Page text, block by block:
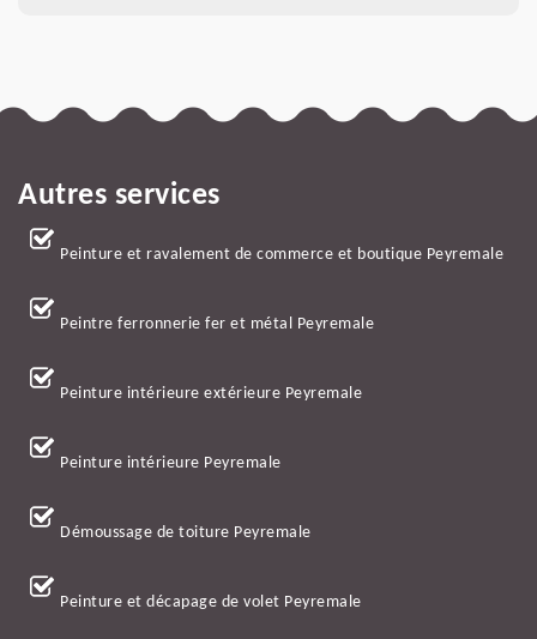
Autres services
Peinture et ravalement de commerce et boutique Peyremale
Peintre ferronnerie fer et métal Peyremale
Peinture intérieure extérieure Peyremale
Peinture intérieure Peyremale
Démoussage de toiture Peyremale
Peinture et décapage de volet Peyremale